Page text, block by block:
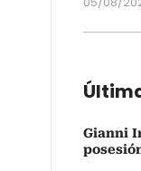
Gianni